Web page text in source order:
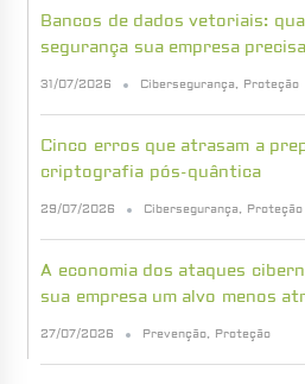
Bancos de dados vetoriais:
segurança sua empresa
31/07/2026 Cibersegurança, Proteção
Cinco erros que atrasam a
criptografia pós-quântica
29/07/2026 Cibersegurança, Proteção
A economia dos ataques
sua empresa um alvo menos
27/07/2026 Prevenção, Proteção